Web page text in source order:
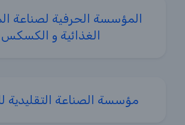
المؤسسة الحرفية لصناعة
الغذائية و الكسكس
مؤسسة الصناعة التقليدية